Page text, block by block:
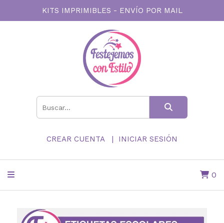
KITS IMPRIMIBLES - ENVÍO POR MAIL
CREAR CUENTA INICIAR SESIÓN
0